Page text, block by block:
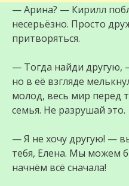
— Арина? — Кирилл
несерьёзно. Просто
притворяться.
— Тогда найди другую,
но в её взгляде
молод, весь мир перед
семья. Не разрушай это.
— Я не хочу другую! —
тебя, Елена. Мы можем
начнём всё сначала!